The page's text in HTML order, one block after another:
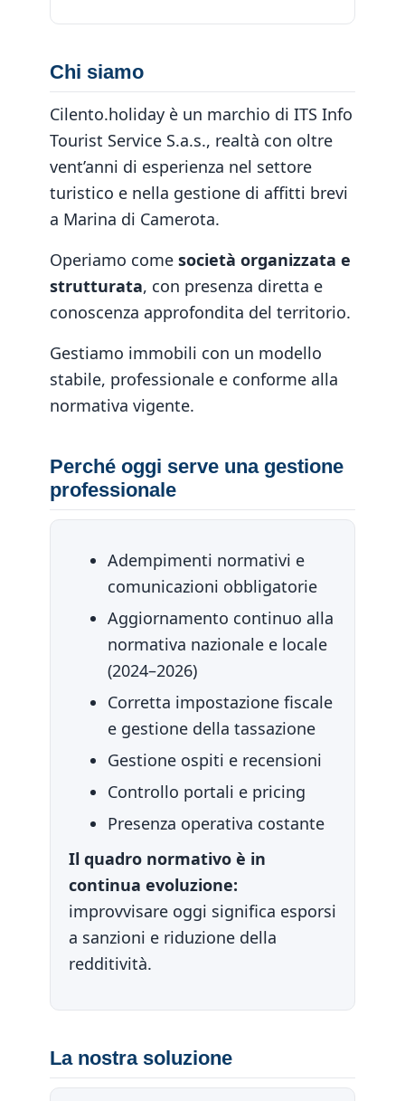
Chi siamo
Cilento.holiday è un marchio di ITS Info
Tourist Service S.a.s., realtà con oltre
vent’anni di esperienza nel settore
turistico e nella gestione di affitti brevi
a Marina di Camerota.
Operiamo come società organizzata e
strutturata, con presenza diretta e
conoscenza approfondita del territorio.
Gestiamo immobili con un modello
stabile, professionale e conforme alla
normativa vigente.
Perché oggi serve una gestione
professionale
Adempimenti normativi e
comunicazioni obbligatorie
Aggiornamento continuo alla
normativa nazionale e locale
(2024–2026)
Corretta impostazione fiscale
e gestione della tassazione
Gestione ospiti e recensioni
Controllo portali e pricing
Presenza operativa costante
Il quadro normativo è in
continua evoluzione:
improvvisare oggi significa esporsi
a sanzioni e riduzione della
redditività.
La nostra soluzione